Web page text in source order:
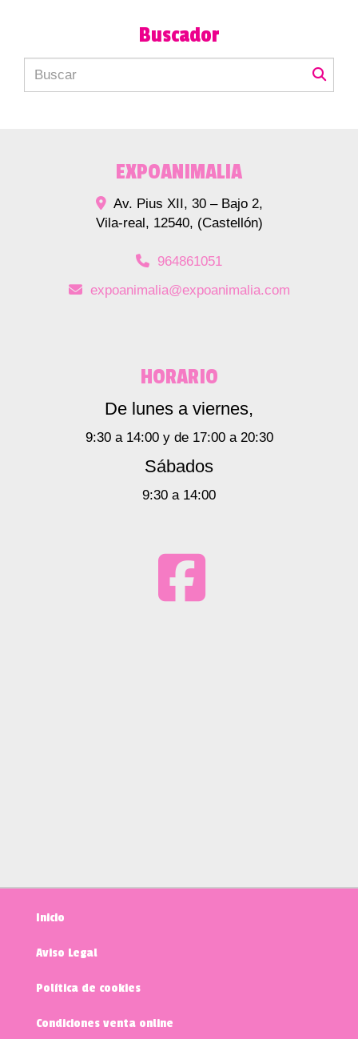
Buscador
EXPOANIMALIA
Av. Pius XII, 30 – Bajo 2,
Vila-real, 12540, (Castellón)
964861051
expoanimalia
expoanimalia.com
HORARIO
De lunes a viernes,
9:30 a 14:00 y de 17:00 a 20:30
Sábados
9:30 a 14:00
Inicio
Aviso Legal
Política de cookies
Condiciones venta online